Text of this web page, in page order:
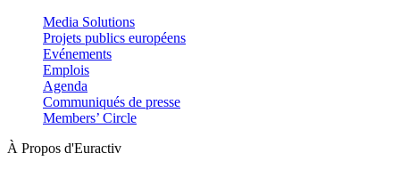
Media Solutions
Projets publics européens
Evénements
Emplois
Agenda
Communiqués de presse
Members’ Circle
À Propos d'Euractiv